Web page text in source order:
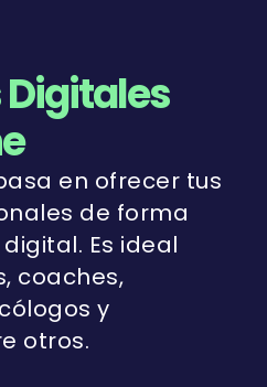
Digitales
en ofrecer tus
de forma
Es ideal
coaches,
y
otros.